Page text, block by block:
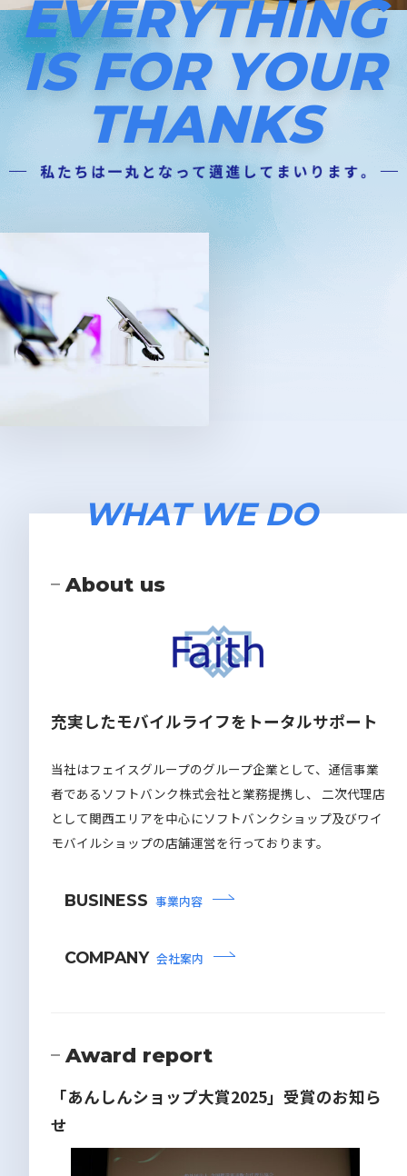
EVERYTHING
IS FOR YOUR
THANKS
WHAT WE DO
About us
充実したモバイルライフをトータルサポート
当社はフェイスグループのグループ企業として、通信事業
者であるソフトバンク株式会社と業務提携し、
二次代理店
として関西エリアを中心にソフトバンクショップ及びワイ
モバイルショップの店舗運営を行っております。
BUSINESS 事業内容
COMPANY 会社案内
Award report
「あんしんショップ大賞2025」受賞のお知ら
せ